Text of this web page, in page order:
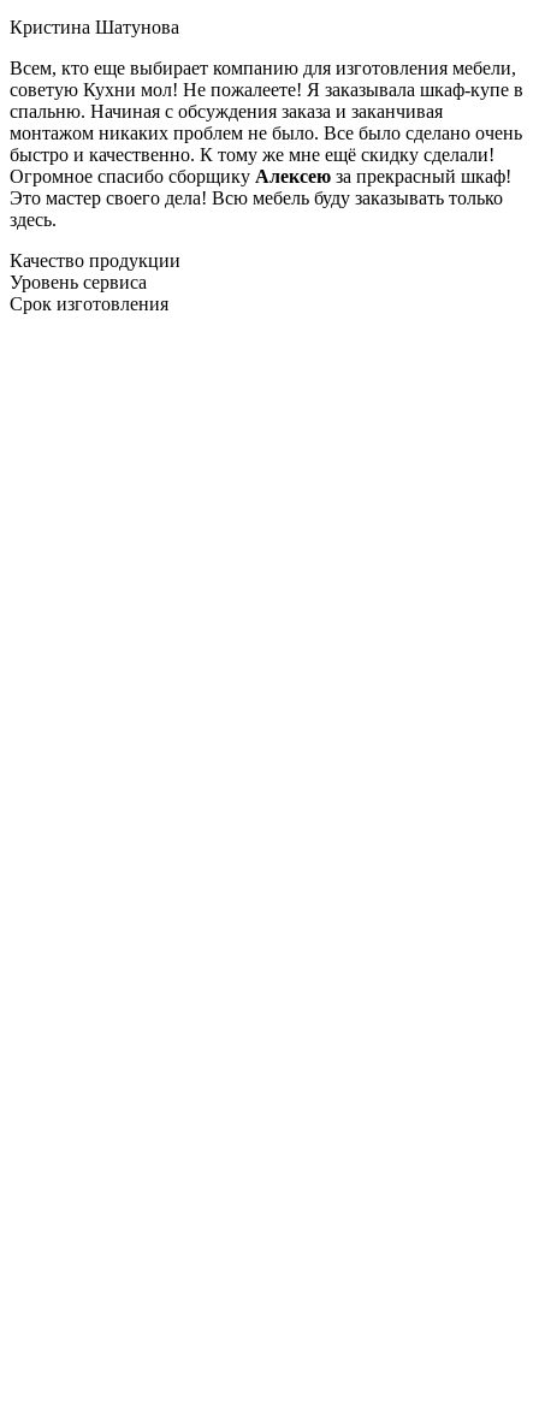
Кристина Шатунова
Всем, кто еще выбирает компанию для изготовления мебели,
советую Кухни мол! Не пожалеете! Я заказывала шкаф-купе в
спальню. Начиная с обсуждения заказа и заканчивая
монтажом никаких проблем не было. Все было сделано очень
быстро и качественно. К тому же мне ещё скидку сделали!
Огромное спасибо сборщику Алексею за прекрасный шкаф!
Это мастер своего дела! Всю мебель буду заказывать только
здесь.
Качество продукции
Уровень сервиса
Срок изготовления